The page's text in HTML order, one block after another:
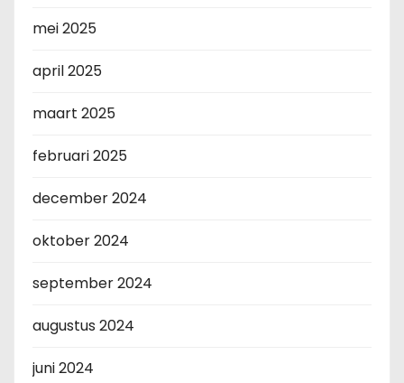
mei 2025
april 2025
maart 2025
februari 2025
december 2024
oktober 2024
september 2024
augustus 2024
juni 2024